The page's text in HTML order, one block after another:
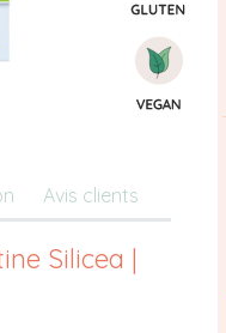
Avis clients
Silicea |